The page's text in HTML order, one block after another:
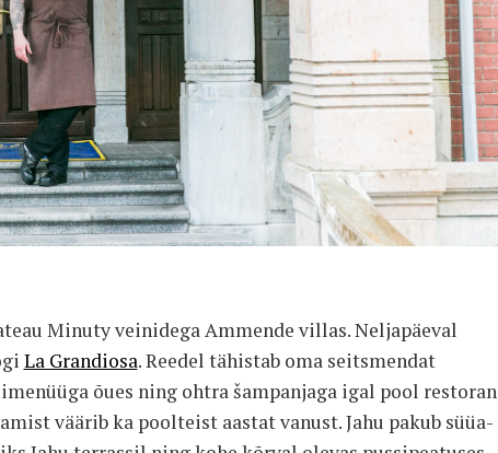
Minuty veinidega Ammende villas. Neljapäeval
La Grandiosa. Reedel tähistab oma seitsmendat
õues ning ohtra šampanjaga igal pool restoran
väärib ka poolteist aastat vanust. Jahu pakub süüa-